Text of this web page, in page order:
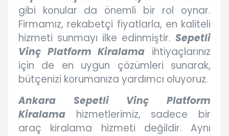
gibi konular da önemli bir rol oynar.
Firmamız, rekabetçi fiyatlarla, en kaliteli
hizmeti sunmayı ilke edinmiştir. Sepetli
Vinç Platform Kiralama ihtiyaçlarınız
için de en uygun çözümleri sunarak,
bütçenizi korumanıza yardımcı oluyoruz.
Ankara Sepetli Vinç Platform
Kiralama hizmetlerimiz, sadece bir
araç kiralama hizmeti değildir. Aynı